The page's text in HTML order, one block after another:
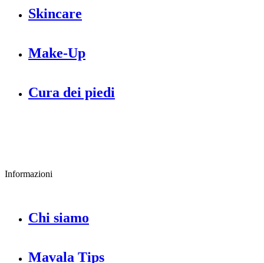
Skincare
Make-Up
Cura dei piedi
Informazioni
Chi siamo
Mavala Tips